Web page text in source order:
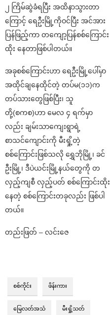
၂ ကြိမ်ဆွဲခံရပြီး အထိနာသွားတာ
ကြောင့် ရေဦးမြို့ကိုဝင်ပြီး အင်အား
ပြန်ဖြည့်ကာ တကျော့ပြန်စစ်ကြောင်း
ထိုး နေတာဖြစ်ပါတယ်။
အခုစစ်ကြောင်းဟာ ရေဦးမြို့ပေါ်မှာ
အထိုင်ချနေထိုင်တဲ့ တပ်မ(၁၁)က
တပ်သားတွေဖြစ်ပြီး၊ သူ
တို့(စကစ)ဟာ မေလ ၄ ရက်မှာ
လည်း ချမ်းသာကျေးရွာရဲ့
စာသင်ကျောင်းကို မီးရှို့တဲ့
စစ်ကြောင်းဖြစ်သလို ရွှေဘိုမြို့၊ ခင်
ဦးမြို့၊ ဒီပဲယင်းမြို့နယ်တွေကို တ
လှည့်ကျစီ လှည့်ပတ် စစ်ကြောင်းထိုး
နေတဲ့ စစ်ကြောင်းတခုလည်း ဖြစ်ပါ
တယ်။
တည်းဖြတ် – လင်းဇေ
စစ်ကိုင်း ဖိန်းကား
မြေလတ်အသံ မီးရှို့သတ်